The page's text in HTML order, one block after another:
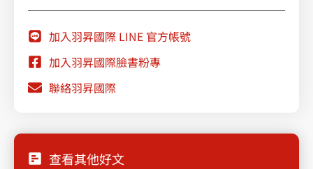
加入羽昇國際 LINE 官方帳號
加入羽昇國際臉書粉專
聯絡羽昇國際
查看其他好文